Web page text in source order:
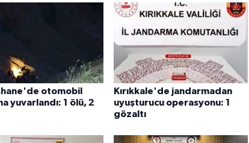
otomobil
yuvarlandı: 1 ölü, 2
Kırıkkale'de jandarmadan
uyuşturucu operasyonu: 1
gözaltı